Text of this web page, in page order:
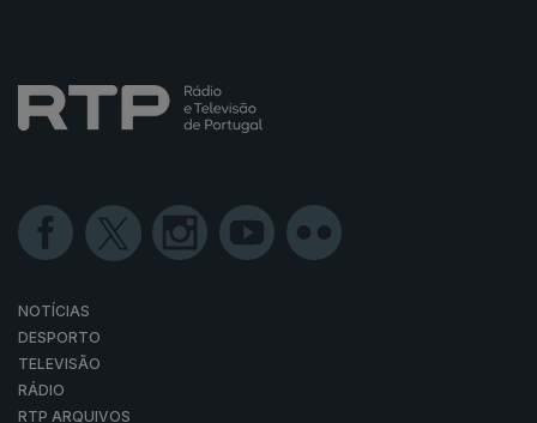
NOTÍCIAS
DESPORTO
TELEVISÃO
RÁDIO
RTP ARQUIVOS